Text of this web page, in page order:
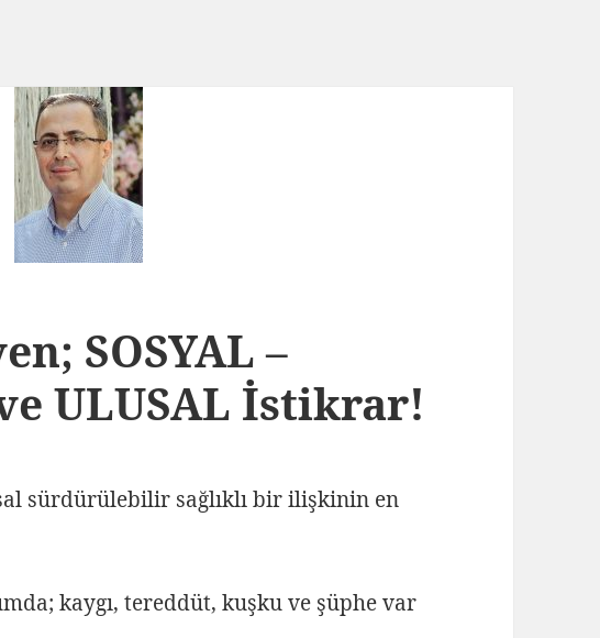
SOSYAL –
ULUSAL İstikrar!
sürdürülebilir sağlıklı bir ilişkinin en
kaygı, tereddüt, kuşku ve şüphe var